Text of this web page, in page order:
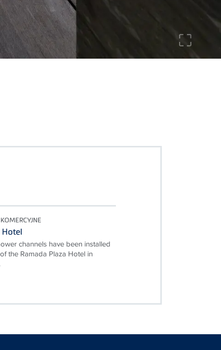
channels have been installed
the Ramada Plaza Hotel in